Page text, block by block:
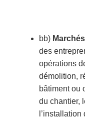
bb)
des
opérations
démolition,
bâtiment ou
du chantier,